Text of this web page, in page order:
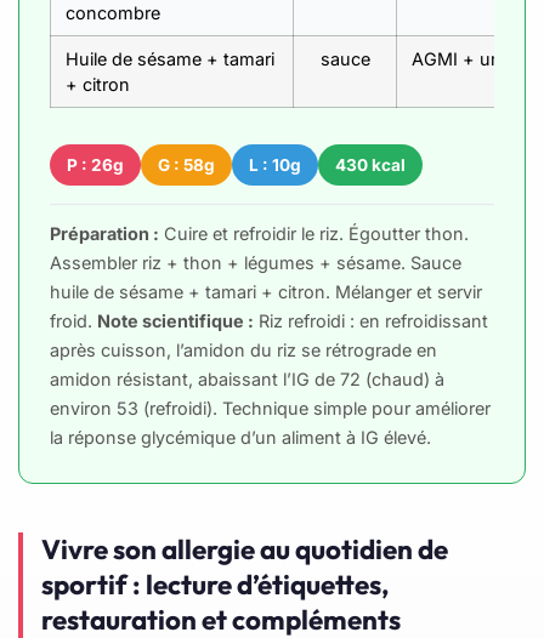
concombre
Huile de sésame + tamari
+ citron
sauce AGMI + umami
P : 26g G : 58g L : 10g 430 kcal
Préparation : Cuire et refroidir le riz. Égoutter thon.
Assembler riz + thon + légumes + sésame. Sauce
huile de sésame + tamari + citron. Mélanger et servir
froid. Note scientifique : Riz refroidi : en refroidissant
après cuisson, l’amidon du riz se rétrograde en
amidon résistant, abaissant l’IG de 72 (chaud) à
environ 53 (refroidi). Technique simple pour améliorer
la réponse glycémique d’un aliment à IG élevé.
Vivre son allergie au quotidien de
sportif : lecture d’étiquettes,
restauration et compléments